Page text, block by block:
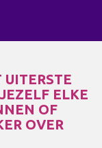
UITERSTE
ELKE
OF
OVER